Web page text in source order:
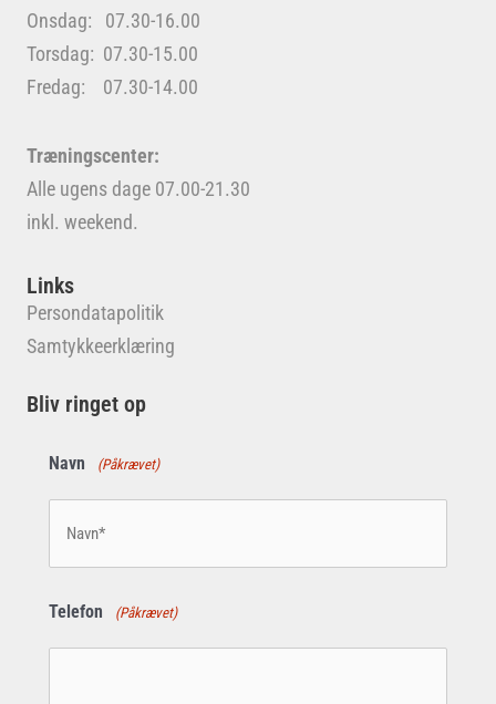
Onsdag: 07.30-16.00
Torsdag: 07.30-15.00
Fredag: 07.30-14.00
Træningscenter:
Alle ugens dage 07.00-21.30
inkl. weekend.
Links
Persondatapolitik
Samtykkeerklæring
Bliv ringet op
Navn (Påkrævet)
Telefon (Påkrævet)